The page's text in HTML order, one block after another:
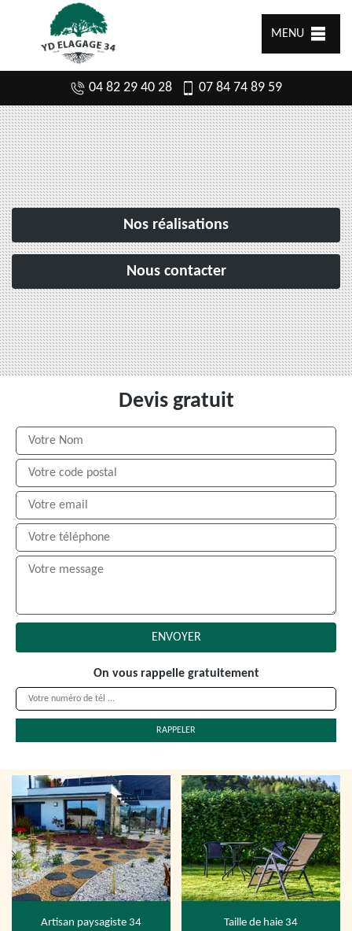
MENU
04 82 29 40 28 07 84 74 89 59
Nos réalisations
Nous contacter
Devis gratuit
On vous rappelle gratuitement
Artisan paysagiste 34 Taille de haie 34